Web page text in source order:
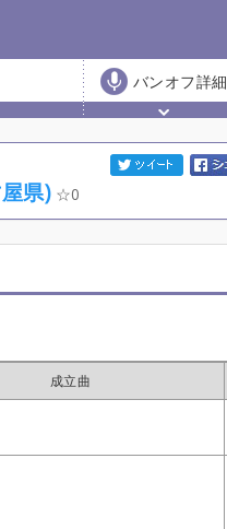
バンオフ詳細
県) 0
成立曲